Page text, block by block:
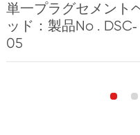
単一プラグセメント
ッド：製品No . DSC‐
05